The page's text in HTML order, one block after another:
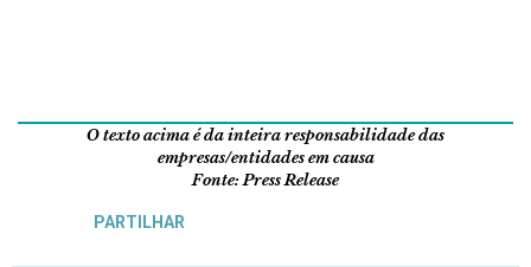
O texto acima é da inteira responsabilidade das
empresas/entidades em causa
Fonte: Press Release
PARTILHAR